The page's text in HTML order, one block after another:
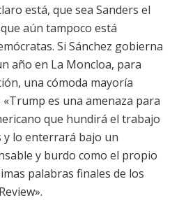
está, que sea Sanders el
aún tampoco está
Si Sánchez gobierna
año en La Moncloa, para
una cómoda mayoría
es una amenaza para
que hundirá el trabajo
y lo enterrará bajo un
y burdo como el propio
palabras finales de los